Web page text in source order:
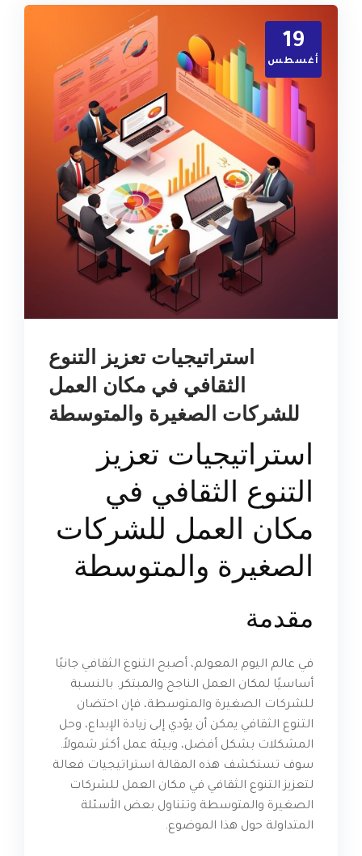
19
أغسطس
استراتيجيات تعزيز التنوع
الثقافي في مكان العمل
للشركات الصغيرة والمتوسطة
استراتيجيات تعزيز
التنوع الثقافي في
مكان العمل للشركات
الصغيرة والمتوسطة
مقدمة
في عالم اليوم المعولم، أصبح التنوع الثقافي جانبًا
أساسيًا لمكان العمل الناجح والمبتكر. بالنسبة
للشركات الصغيرة والمتوسطة، فإن احتضان
التنوع الثقافي يمكن أن يؤدي إلى زيادة الإبداع، وحل
المشكلات بشكل أفضل، وبيئة عمل أكثر شمولاً.
سوف تستكشف هذه المقالة استراتيجيات فعالة
لتعزيز التنوع الثقافي في مكان العمل للشركات
الصغيرة والمتوسطة وتتناول بعض الأسئلة
المتداولة حول هذا الموضوع.